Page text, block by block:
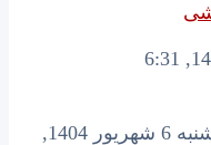
دو شنبه 17 شهریور 1404, 6:31
» پنج شنبه 6 شهریور 1404,